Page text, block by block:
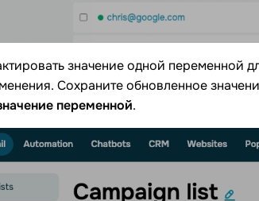
значение одной переменной
Сохраните обновленное
переменной.